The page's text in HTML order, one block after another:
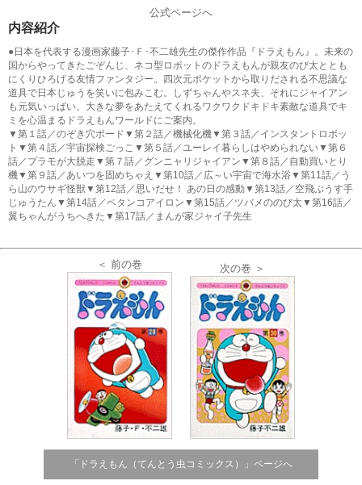
公式ページへ
内容紹介
●日本を代表する漫画家藤子･Ｆ･不二雄先生の傑作作品『ドラえもん』。未来の
国からやってきたごぞんじ、ネコ型ロボットのドラえもんが親友のび太ととも
にくりひろげる友情ファンタジー。四次元ポケットから取りだされる不思議な
道具で日本じゅうを笑いに包みこむ。しずちゃんやスネ夫、それにジャイアン
も元気いっぱい。大きな夢をあたえてくれるワクワクドキドキ素敵な道具でキ
ミを心温まるドラえもんワールドにご案内。
▼第１話／のぞき穴ボード▼第２話／機械化機▼第３話／インスタントロボッ
ト▼第４話／宇宙探検ごっこ▼第５話／ユーレイ暮らしはやめられない▼第６
話／プラモが大脱走▼第７話／グンニャリジャイアン▼第８話／自動買いとり
機▼第９話／あいつを固めちゃえ▼第10話／広～い宇宙で海水浴▼第11話／う
ら山のウサギ怪獣▼第12話／思いだせ！ あの日の感動▼第13話／空飛ぶうす手
じゅうたん▼第14話／ペタンコアイロン▼第15話／ツバメののび太▼第16話／
翼ちゃんがうちへきた▼第17話／まんが家ジャイ子先生
＜ 前の巻 次の巻 ＞
「ドラえもん（てんとう虫コミックス）」ページへ